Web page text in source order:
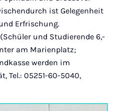
ist Gelegenheit
Erfrischung.
und Studierende 6,-
am Marienplatz;
werden im
Tel.: 05251-60-5040,